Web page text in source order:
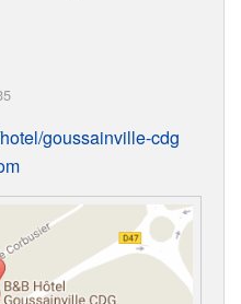
goussainville-cdg